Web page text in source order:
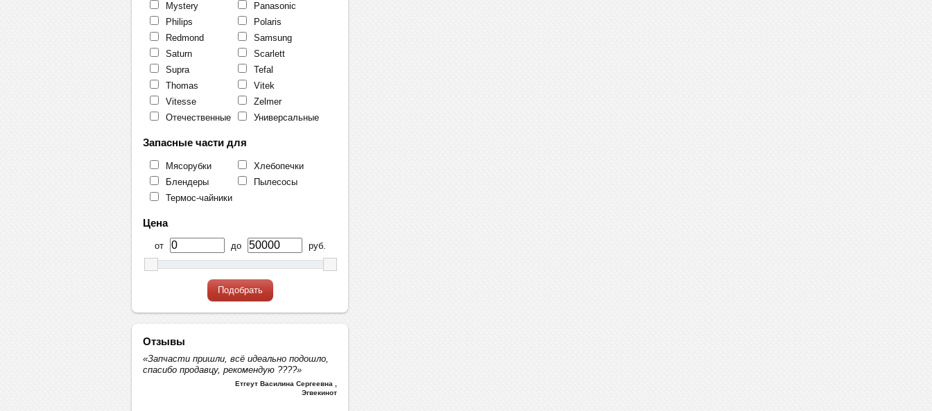
Mystery
Panasonic
Philips
Polaris
Redmond
Samsung
Saturn
Scarlett
Supra
Tefal
Thomas
Vitek
Vitesse
Zelmer
Отечественные
Универсальные
Запасные части для
Мясорубки
Хлебопечки
Блендеры
Пылесосы
Термос-чайники
Цена
от до руб.
Подобрать
Отзывы
«Запчасти пришли, всё идеально подошло,
спасибо продавцу, рекомендую ????»
Етгеут Василина Сергеевна
Эгвекинот